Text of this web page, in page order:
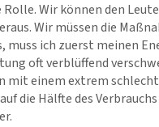
Wir können den
Wir müssen die
ich zuerst meinen
oft verblüffend
einem extrem
die Hälfte des